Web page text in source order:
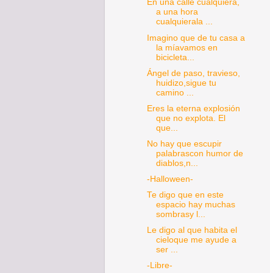
En una calle cualquiera,
a una hora
cualquierala ...
Imagino que de tu casa a
la míavamos en
bicicleta...
Ángel de paso, travieso,
huidizo,sigue tu
camino ...
Eres la eterna explosión
que no explota. El
que...
No hay que escupir
palabrascon humor de
diablos,n...
-Halloween-
Te digo que en este
espacio hay muchas
sombrasy l...
Le digo al que habita el
cieloque me ayude a
ser ...
-Libre-